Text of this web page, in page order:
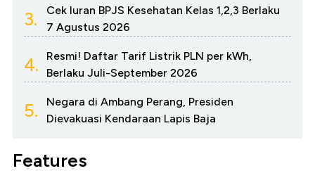
3.
Cek Iuran BPJS Kesehatan Kelas 1,2,3 Berlaku
7 Agustus 2026
4.
Resmi! Daftar Tarif Listrik PLN per kWh,
Berlaku Juli-September 2026
5.
Negara di Ambang Perang, Presiden
Dievakuasi Kendaraan Lapis Baja
Features